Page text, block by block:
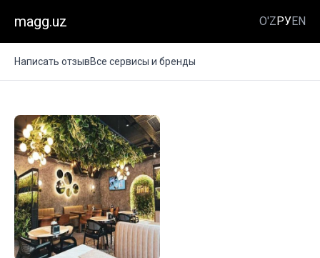
magg.uz O'ZРУEN
Написать отзывВсе сервисы и бренды